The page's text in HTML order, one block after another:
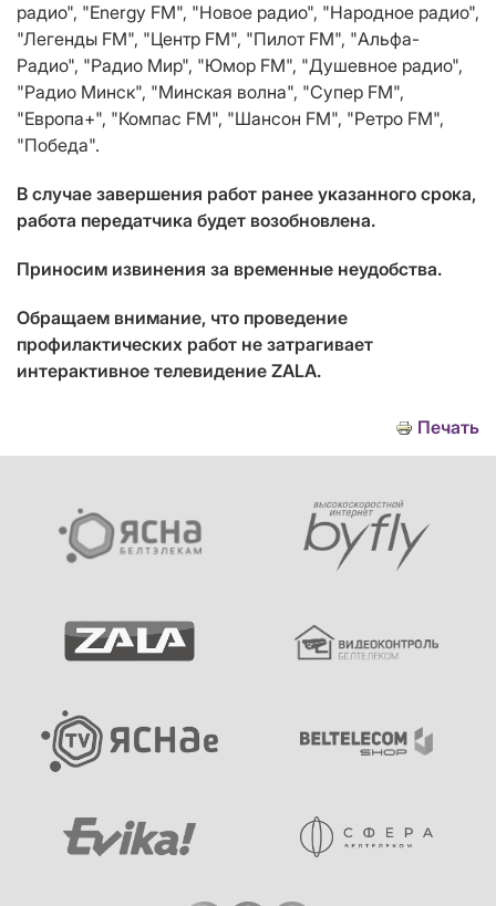
радио", "Energy FM", "Новое радио", "Народное радио",
"Легенды FM", "Центр FM", "Пилот FM", "Альфа-
Радио", "Радио Мир", "Юмор FM", "Душевное радио",
"Радио Минск", "Минская волна", "Супер FM",
"Европа+", "Компас FM", "Шансон FM", "Ретро FM",
"Победа".
В случае завершения работ ранее указанного срока,
работа передатчика будет возобновлена.
Приносим извинения за временные неудобства.
Обращаем внимание, что проведение
профилактических работ не затрагивает
интерактивное телевидение ZALA.
Печать